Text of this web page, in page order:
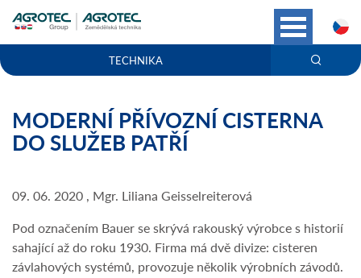
TECHNIKA
MODERNÍ PŘÍVOZNÍ CISTERNA
DO SLUŽEB PATŘÍ
09. 06. 2020 , Mgr. Liliana Geisselreiterová
Pod označením Bauer se skrývá rakouský výrobce s historií
sahající až do roku 1930. Firma má dvě divize: cisteren
závlahových systémů, provozuje několik výrobních závodů.